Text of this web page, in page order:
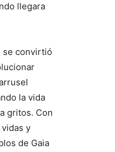
llegara
se convirtió
la vida
gritos. Con
y
de Gaia